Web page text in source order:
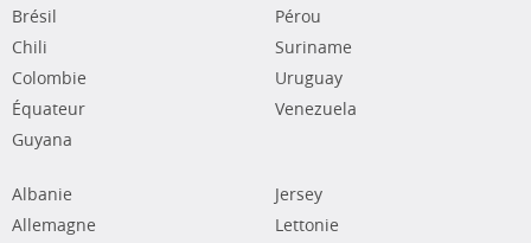
Brésil
Chili
Colombie
Équateur
Guyana
Pérou
Suriname
Uruguay
Venezuela
Albanie
Allemagne
Jersey
Lettonie